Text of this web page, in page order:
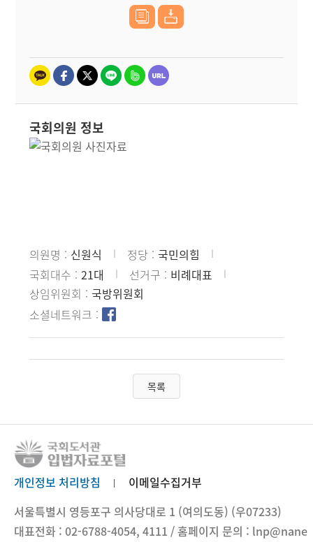
국회의원 정보
의원명 신원식 정당
국민의힘
국회대수
21대 선거구
비례대표
상임위원회
국방위원회
소셜네트워크
목록
개인정보 처리방침
이메일수집거부
서울특별시 영등포구 의사당대로 1 (여의도동) (우07233)
대표전화 : 02-6788-4054, 4111 / 홈페이지 문의 : lnp@nane